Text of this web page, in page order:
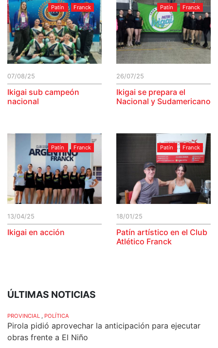
Patín Franck
07/08/25
Ikigai sub campeón
nacional
Patín Franck
26/07/25
Ikigai se prepara el
Nacional y Sudamericano
Patín Franck
13/04/25
Ikigai en acción
Patín Franck
18/01/25
Patín artístico en el Club
Atlético Franck
ÚLTIMAS NOTICIAS
PROVINCIAL , POLÍTICA
Pirola pidió aprovechar la anticipación para ejecutar
obras frente a El Niño